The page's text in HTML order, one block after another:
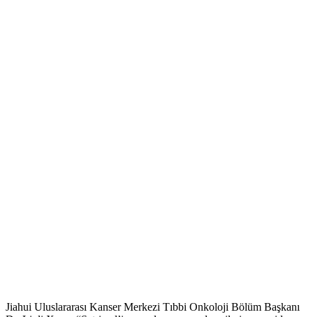
Jiahui Uluslararası Kanser Merkezi Tıbbi Onkoloji Bölüm Başkanı